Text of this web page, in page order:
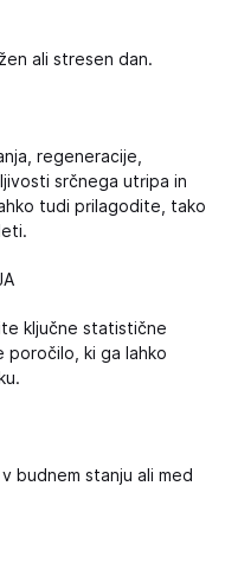
ali stresen dan.
regeneracije,
srčnega utripa in
tudi prilagodite, tako
ključne statistične
ki ga lahko
budnem stanju ali med